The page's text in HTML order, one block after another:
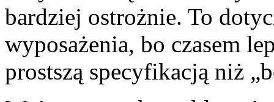
bardziej ostrożnie. To
wyposażenia, bo czasem
prostszą specyfikacją niż